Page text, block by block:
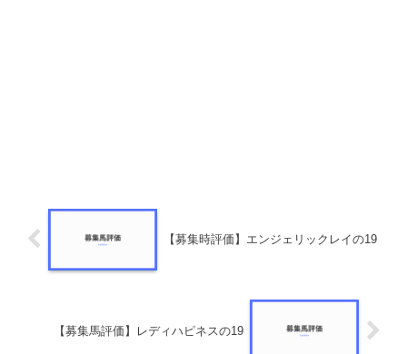
【募集時評価】エンジェリックレイの19
【募集馬評価】レディハピネスの19